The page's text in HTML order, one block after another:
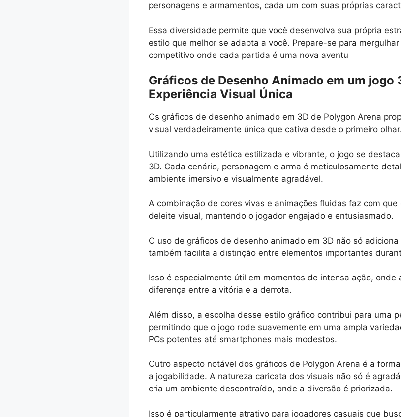
personagens e armamentos, cada um com suas próprias
Essa diversidade permite que você desenvolva sua própria
estilo que melhor se adapta a você. Prepare-se para
competitivo onde cada partida é uma nova aventu
Gráficos de Desenho Animado em um jogo
Experiência Visual Única
Os gráficos de desenho animado em 3D de Polygon Arena
visual verdadeiramente única que cativa desde o primeiro olhar.
Utilizando uma estética estilizada e vibrante, o jogo se
3D. Cada cenário, personagem e arma é meticulosamente
ambiente imersivo e visualmente agradável.
A combinação de cores vivas e animações fluidas faz com
deleite visual, mantendo o jogador engajado e entusiasmado.
O uso de gráficos de desenho animado em 3D não só adiciona
também facilita a distinção entre elementos importantes
Isso é especialmente útil em momentos de intensa ação, onde
diferença entre a vitória e a derrota.
Além disso, a escolha desse estilo gráfico contribui para uma
permitindo que o jogo rode suavemente em uma ampla
PCs potentes até smartphones mais modestos.
Outro aspecto notável dos gráficos de Polygon Arena é a
a jogabilidade. A natureza caricata dos visuais não só é
cria um ambiente descontraído, onde a diversão é priorizada.
Isso é particularmente atrativo para jogadores casuais que